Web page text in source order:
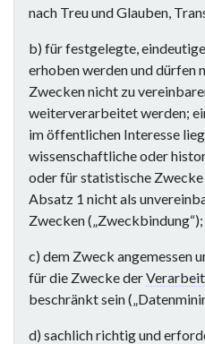
m
m
nach Treu und Glauben,
b) für festgelegte,
erhoben werden und dürfen
Zwecken nicht zu
weiterverarbeitet werden;
im öffentlichen Interesse
wissenschaftliche oder
oder für statistische
Absatz 1 nicht als
Zwecken („Zweckbindung“);
c) dem Zweck angemessen
für die Zwecke der
beschränkt sein
d) sachlich richtig und